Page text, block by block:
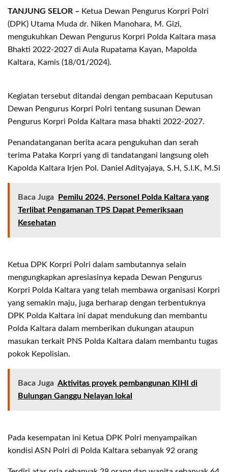
TANJUNG SELOR – Ketua Dewan Pengurus Korpri Polri
(DPK) Utama Muda dr. Niken Manohara, M. Gizi,
mengukuhkan Dewan Pengurus Korpri Polda Kaltara masa
Bhakti 2022-2027 di Aula Rupatama Kayan, Mapolda
Kaltara, Kamis (18/01/2024).
Kegiatan tersebut ditandai dengan pembacaan Keputusan
Dewan Pengurus Korpri Polri tentang susunan Dewan
Pengurus Korpri Polda Kaltara masa bhakti 2022-2027.
Penandatanganan berita acara pengukuhan dan serah
terima Pataka Korpri yang di tandatangani langsung oleh
Kapolda Kaltara Irjen Pol. Daniel Adityajaya, S.H, S.I.K, M.Si
Baca Juga
Pemilu 2024, Personel Polda Kaltara yang
Terlibat Pengamanan TPS Dapat Pemeriksaan
Kesehatan
Ketua DPK Korpri Polri dalam sambutannya selain
mengungkapkan apresiasinya kepada Dewan Pengurus
Korpri Polda Kaltara yang telah membawa organisasi Korpri
yang semakin maju, juga berharap dengan terbentuknya
DPK Polda Kaltara ini dapat mendukung dan membantu
Polda Kaltara dalam memberikan dukungan ataupun
masukan terkait PNS Polda Kaltara dalam membantu tugas
pokok Kepolisian.
Baca Juga Aktivitas proyek pembangunan KIHI di
Bulungan Ganggu Nelayan lokal
Pada kesempatan ini Ketua DPK Polri menyampaikan
kondisi ASN Polri di Polda Kaltara sebanyak 92 orang